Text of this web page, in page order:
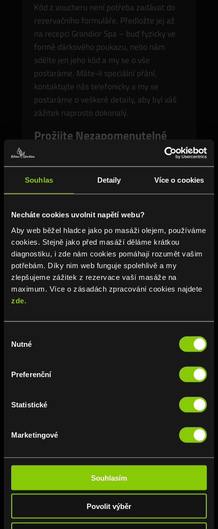
Souhlas Detaily Více o cookies
Necháte cookies uvolnit napětí webu?
Aby web běžel hladce jako po masáži olejem, používáme
cookies. Stejně jako před masáží děláme krátkou
diagnostiku, i zde nám cookies pomáhají rozumět vašim
potřebám. Díky nim web funguje spolehlivě a my
zlepšujeme zážitek z rezervace vaší masáže na
maximum. Více o zásadách zpracování cookies najdete
zde.
souhlasu
Nutné
Preferenční
Statistické
Marketingové
Souhlasím
Povolit výběr
Kód z voucheru není potřeba zadávat do
rezervačního formuláře. Předložte jej až
na recepci Grandior Spa – buď fyzicky ve
formě dárkového poukazu, nebo nám
sdělte jen jeho kód a my se o vše
postaráme. Máte-li speciální přání,
kontaktujte nás telefonicky a my se
postaráme o veškeré detaily, aby byl váš
zážitek naprosto dokonalý.
Prožijte Nezapomenutelné
Udělejte ze své oslavy jedinečný zážitek
plný relaxace a zábavy. Naše privátní
wellness prostory jsou připraveny
poskytnout vše, co potřebujete pro
perfektní večer – od saunování až po
hydromasáže a zábavné aktivity.